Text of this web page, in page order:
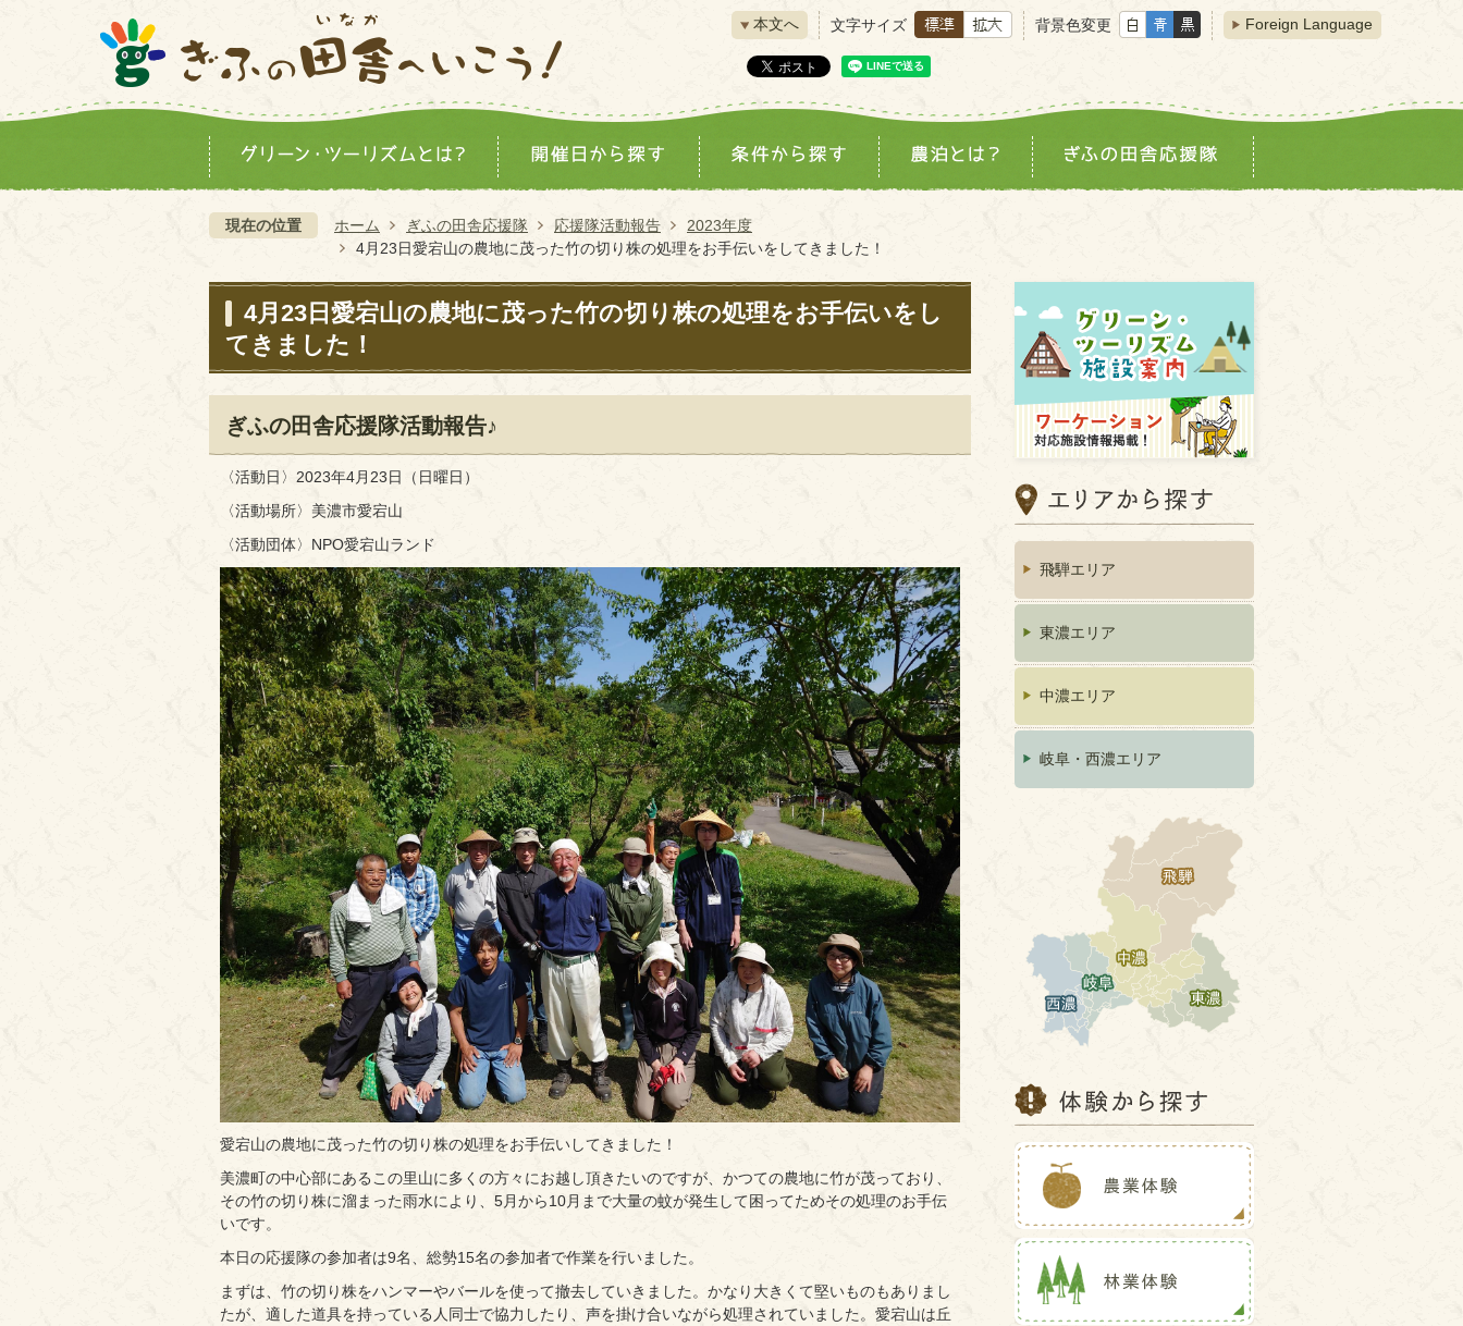
本文へ 文字サイズ 背景色変更 Foreign Language
現在の位置 ホーム ぎふの田舎応援隊 応援隊活動報告
2023年度
4月23日愛宕山の農地に茂った竹の切り株の処理をお手伝いをしてきました！
4月23日愛宕山の農地に茂った竹の切り株の処理をお手伝いをし
てきました！
ぎふの田舎応援隊活動報告♪
〈活動日〉2023年4月23日（日曜日）
〈活動場所〉美濃市愛宕山
〈活動団体〉NPO愛宕山ランド
愛宕山の農地に茂った竹の切り株の処理をお手伝いしてきました！
美濃町の中心部にあるこの里山に多くの方々にお越し頂きたいのですが、かつての農地に竹が茂っており、
その竹の切り株に溜まった雨水により、5月から10月まで大量の蚊が発生して困ってためその処理のお手伝
いです。
本日の応援隊の参加者は9名、総勢15名の参加者で作業を行いました。
まずは、竹の切り株をハンマーやバールを使って撤去していきました。かなり大きくて堅いものもありまし
たが、適した道具を持っている人同士で協力したり、声を掛け合いながら処理されていました。愛宕山は丘
飛騨エリア
東濃エリア
中濃エリア
岐阜・西濃エリア